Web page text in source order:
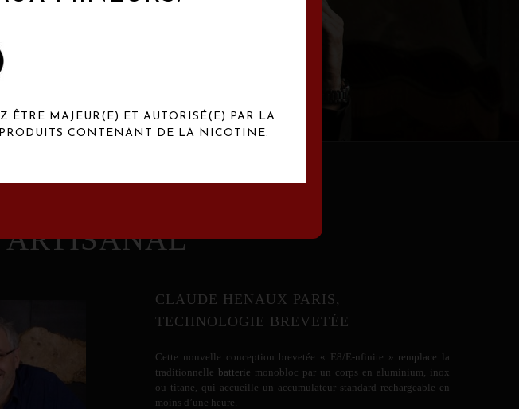
ARTISANAL
CLAUDE HENAUX PARIS,
TECHNOLOGIE BREVETÉE
Cette nouvelle conception brevetée « E8/E-nfinite » remplace la
traditionnelle batterie monobloc par un corps en aluminium, inox
ou titane, qui accueille un accumulateur standard rechargeable en
moins d’une heure.
ÊTRE MAJEUR(E) ET AUTORISÉ(E) PAR LA
CONTENANT DE LA NICOTINE.